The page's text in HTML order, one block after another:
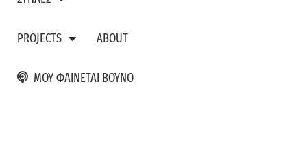
PROJECTS ABOUT
ΜΟΥ ΦΑΙΝΕΤΑΙ ΒΟΥΝΟ